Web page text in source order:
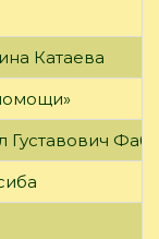
Катаева
Густавович